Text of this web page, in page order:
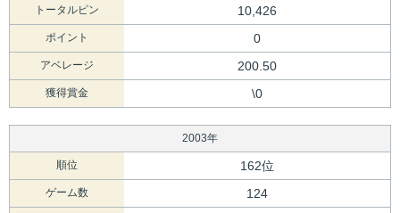
トータルピン 10,426
ポイント 0
アベレージ 200.50
獲得賞金 \0
2003年
順位 162位
ゲーム数 124